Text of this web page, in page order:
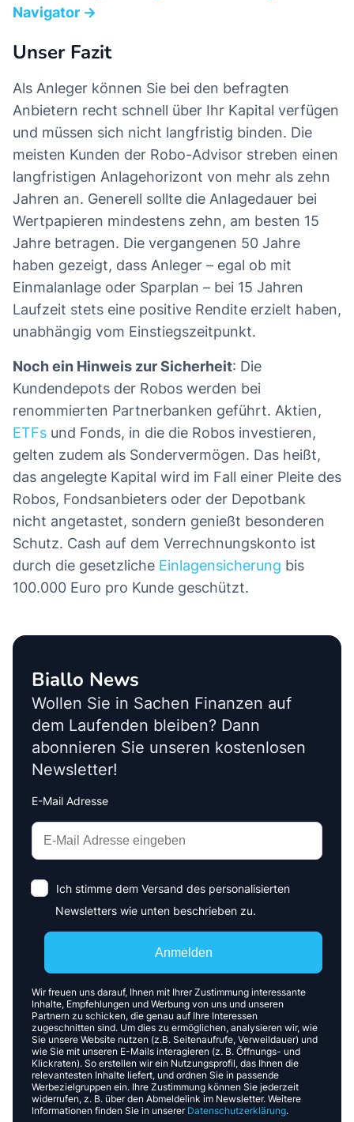
Navigator →
Unser Fazit
Als Anleger können Sie bei den befragten
Anbietern recht schnell über Ihr Kapital verfügen
und müssen sich nicht langfristig binden. Die
meisten Kunden der Robo-Advisor streben einen
langfristigen Anlagehorizont von mehr als zehn
Jahren an. Generell sollte die Anlagedauer bei
Wertpapieren mindestens zehn, am besten 15
Jahre betragen. Die vergangenen 50 Jahre
haben gezeigt, dass Anleger – egal ob mit
Einmalanlage oder Sparplan – bei 15 Jahren
Laufzeit stets eine positive Rendite erzielt haben,
unabhängig vom Einstiegszeitpunkt.
Noch ein Hinweis zur Sicherheit: Die
Kundendepots der Robos werden bei
renommierten Partnerbanken geführt. Aktien,
ETFs und Fonds, in die die Robos investieren,
gelten zudem als Sondervermögen. Das heißt,
das angelegte Kapital wird im Fall einer Pleite des
Robos, Fondsanbieters oder der Depotbank
nicht angetastet, sondern genießt besonderen
Schutz. Cash auf dem Verrechnungskonto ist
durch die gesetzliche Einlagensicherung bis
100.000 Euro pro Kunde geschützt.
Biallo News
Wollen Sie in Sachen Finanzen auf
dem Laufenden bleiben? Dann
abonnieren Sie unseren kostenlosen
Newsletter!
E-Mail Adresse
Interests
Amount
Anmelden
Ich stimme dem Versand des personalisierten
Newsletters wie unten beschrieben zu.
Wir freuen uns darauf, Ihnen mit Ihrer Zustimmung interessante
Inhalte, Empfehlungen und Werbung von uns und unseren
Partnern zu schicken, die genau auf Ihre Interessen
zugeschnitten sind. Um dies zu ermöglichen, analysieren wir, wie
Sie unsere Website nutzen (z.B. Seitenaufrufe, Verweildauer) und
wie Sie mit unseren E-Mails interagieren (z. B. Öffnungs- und
Klickraten). So erstellen wir ein Nutzungsprofil, das Ihnen die
relevantesten Inhalte liefert, und ordnen Sie in passende
Werbezielgruppen ein. Ihre Zustimmung können Sie jederzeit
widerrufen, z. B. über den Abmeldelink im Newsletter. Weitere
Informationen finden Sie in unserer Datenschutzerklärung.